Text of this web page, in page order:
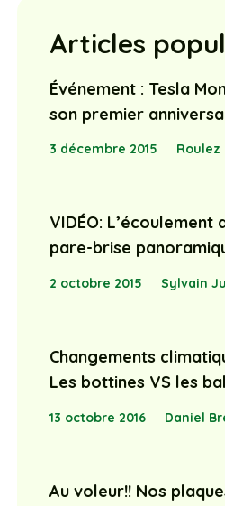
Articles
Événement : Tesla
son premier
3 décembre 2015 Roulez
VIDÉO: L’écoulement
pare-brise
2 octobre 2015 Sylvain
Changements
Les bottines VS les
13 octobre 2016 Daniel
Au voleur!! Nos